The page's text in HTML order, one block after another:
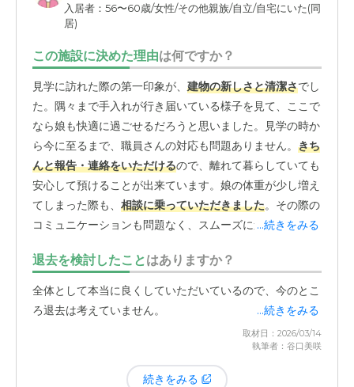
入居者：56〜60歳/女性/その他親族/自立/自宅にいた(同
居)
この施設に決めた理由は何ですか？
見学に訪れた際の第一印象が、 建物の新しさと清潔さでし
た。隅々まで手入れが行き届いている様子を見て、ここで
なら娘も快適に過ごせるだろうと思いました。見学の時か
ら今に至るまで、職員さんの対応も問題ありません。 きち
んと報告・連絡をいただけるので、離れて暮らしていても
安心して預けることが出来ています。娘の体重が少し増え
てしまった際も、 相談に乗っていただきました。その際の
コミュニケーションも問題なく、スムーズに進みました。
...続きをみる
退去を検討したことはありますか？
全体として本当に良くしていただいているので、今のとこ
ろ退去は考えていません。
...続きをみる
取材日：2026/03/14
執筆者：谷口美咲
続きをみる